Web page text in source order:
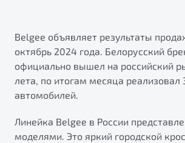
X50+
Автомобили в наличии
Спецпредложения и Акции
Записаться на тест-драйв
Автокредит
Записаться на сервис
Руководство по эксплуатации
Техническое обслуживание
ПОДДЕРЖКА
Новости
Контакты
BELGEE В РОССИИ
О дилерском центре
Belgee объявляет результаты
октябрь 2024 года. Белорусский
официально вышел на российский
лета, по итогам месяца реализовал
автомобилей.
Линейка Belgee в России
моделями. Это яркий городской